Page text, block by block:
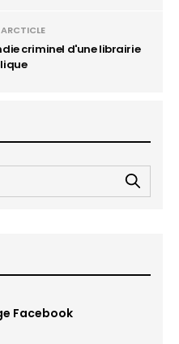
criminel d'une librairie
Facebook